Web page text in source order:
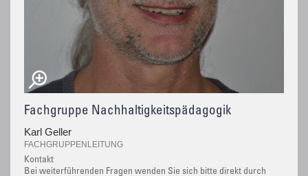
Fachgruppe Nachhaltigkeitspädagogik
Karl Geller
FACHGRUPPENLEITUNG
Kontakt
Bei weiterführenden Fragen wenden Sie sich bitte direkt durch